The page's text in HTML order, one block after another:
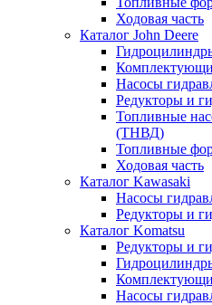
Ходовая часть
Каталог John Deere
Насосы
Редукторы и
Топливные
(ТНВД)
Топливные
Ходовая часть
Каталог Kawasaki
Насосы
Редукторы и
Каталог Komatsu
Редукторы и
Насосы